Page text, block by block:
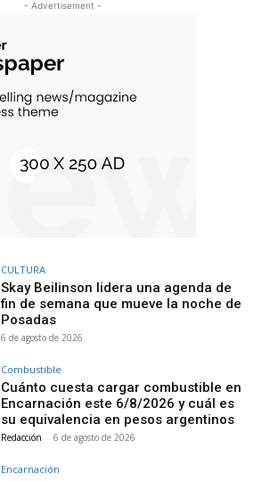
- Advertisement -
CULTURA
Skay Beilinson lidera una agenda de
fin de semana que mueve la noche de
Posadas
6 de agosto de 2026
Combustible
Cuánto cuesta cargar combustible en
Encarnación este 6/8/2026 y cuál es
su equivalencia en pesos argentinos
Redacción - 6 de agosto de 2026
Encarnación